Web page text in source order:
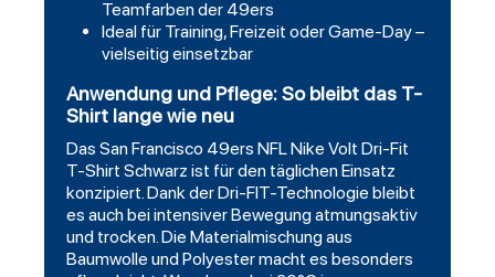
Teamfarben der 49ers
Ideal für Training, Freizeit oder Game-Day –
vielseitig einsetzbar
Anwendung und Pflege: So bleibt das T-
Shirt lange wie neu
Das San Francisco 49ers NFL Nike Volt Dri-Fit
T-Shirt Schwarz ist für den täglichen Einsatz
konzipiert. Dank der Dri-FIT-Technologie bleibt
es auch bei intensiver Bewegung atmungsaktiv
und trocken. Die Materialmischung aus
Baumwolle und Polyester macht es besonders